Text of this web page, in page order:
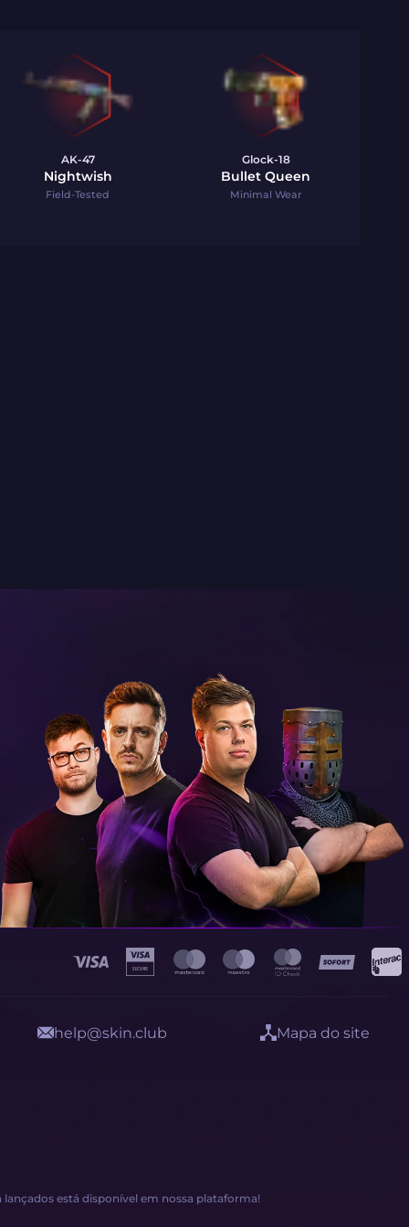
AK-47
Nightwish
Field-Tested
Glock-18
Bullet Queen
Minimal Wear
help@skin.club Mapa do site
está disponível em nossa plataforma!